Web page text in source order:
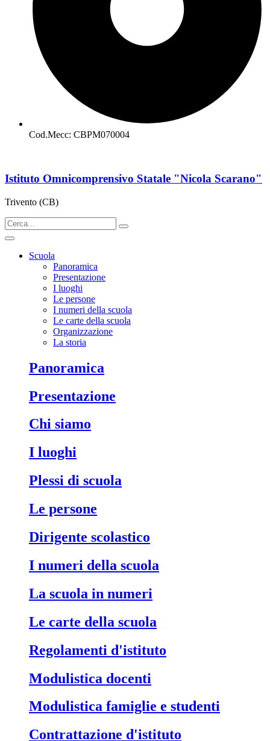
Cod.Mecc: CBPM070004
Istituto Omnicomprensivo Statale "Nicola Scarano"
Trivento (CB)
Scuola
Panoramica
Presentazione
I luoghi
Le persone
I numeri della scuola
Le carte della scuola
Organizzazione
La storia
Panoramica
Presentazione
Chi siamo
I luoghi
Plessi di scuola
Le persone
Dirigente scolastico
I numeri della scuola
La scuola in numeri
Le carte della scuola
Regolamenti d'istituto
Modulistica docenti
Modulistica famiglie e studenti
Contrattazione d'istituto